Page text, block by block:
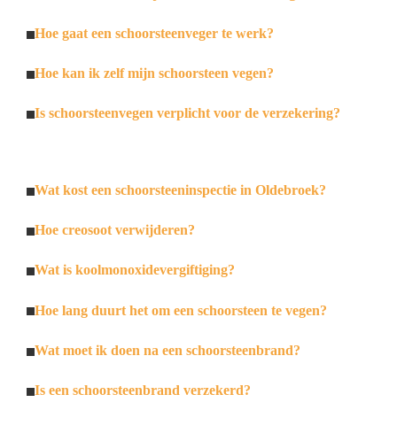
Hoe gaat een schoorsteenveger te werk?
Hoe kan ik zelf mijn schoorsteen vegen?
Is schoorsteenvegen verplicht voor de verzekering?
Wat kost een schoorsteeninspectie in Oldebroek?
Hoe creosoot verwijderen?
Wat is koolmonoxidevergiftiging?
Hoe lang duurt het om een schoorsteen te vegen?
Wat moet ik doen na een schoorsteenbrand?
Is een schoorsteenbrand verzekerd?